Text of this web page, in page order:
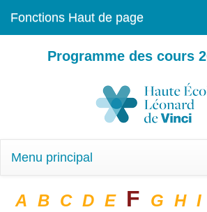
Fonctions Haut de page
Programme des cours
Menu principal
A B C D E F G H I